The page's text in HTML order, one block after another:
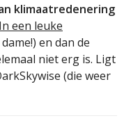
klimaatredenering
In een leuke
en dan de
niet erg is. Ligt
(die weer